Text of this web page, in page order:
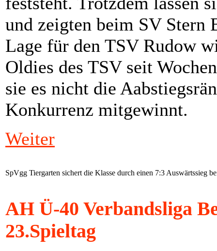
und zeigten beim SV Stern
Lage für den TSV Rudow
Oldies des TSV seit
sie es nicht die
Konkurrenz mitgewinnt.
Weiter
SpVgg Tiergarten sichert die Klasse durch einen 7:3 Auswärtssieg
AH Ü-40 Verbandsliga
23.Spieltag